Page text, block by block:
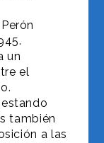
un
el
también
a las